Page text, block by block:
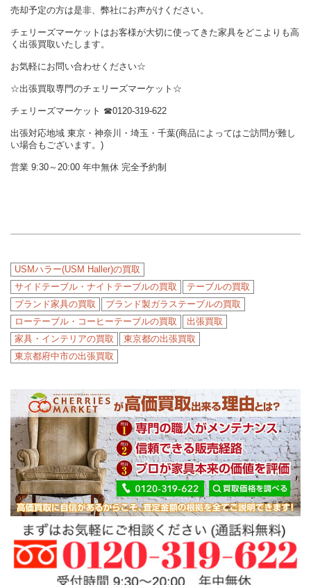
売却予定の方は是非、弊社にお声がけください。
チェリーズマーケットはお客様が大切に使ってきた家具をどこよりも高
く出張買取いたします。
お気軽にお問い合わせください☆
☆出張買取専門のチェリーズマーケット☆
チェリーズマーケット ☎︎0120-319-622
出張対応地域 東京・神奈川・埼玉・千葉(商品によってはご訪問が難し
い場合もございます。)
営業 9:30～20:00 年中無休 完全予約制
USMハラー(USM Haller)の買取
サイドテーブル・ナイトテーブルの買取
テーブルの買取
ブランド家具の買取
ブランド製ガラステーブルの買取
ローテーブル・コーヒーテーブルの買取
出張買取
家具・インテリアの買取
東京都の出張買取
東京都府中市の出張買取